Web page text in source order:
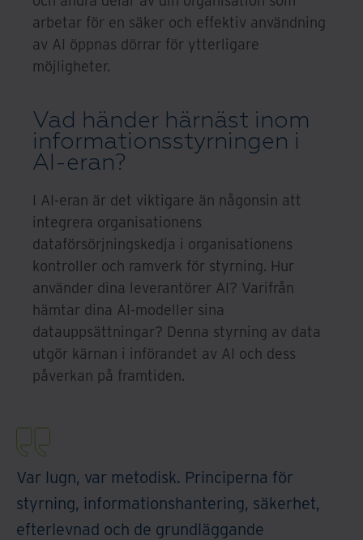
arbetar för en säker och effektiv användning
av AI öppnas dörrar för ytterligare
möjligheter.
Vad händer härnäst inom
informationsstyrningen i
AI-eran?
I AI-eran är det viktigare än någonsin att
integrera organisationens
dataförsörjningskedja i organisationens
kontroller och ramverk för styrning. Hur
använder dina leverantörer AI? Varifrån
hämtar dina AI-modeller sina
datauppsättningar? Denna styrning av data
utgör kärnan i införandet av AI och dess
påverkan på framtiden.
Var lugn, var metodisk. Principerna för
styrning, informationshantering, säkerhet,
efterlevnad och de grundläggande